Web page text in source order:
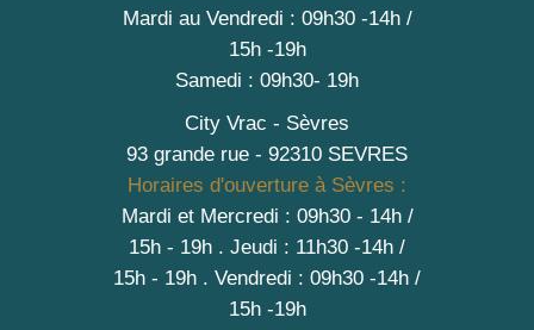
Mardi au Vendredi : 09h30 -14h /
15h -19h
Samedi : 09h30- 19h
City Vrac - Sèvres
93 grande rue - 92310 SEVRES
Horaires d'ouverture à Sèvres :
Mardi et Mercredi : 09h30 - 14h /
15h - 19h . Jeudi : 11h30 -14h /
15h - 19h . Vendredi : 09h30 -14h /
15h -19h